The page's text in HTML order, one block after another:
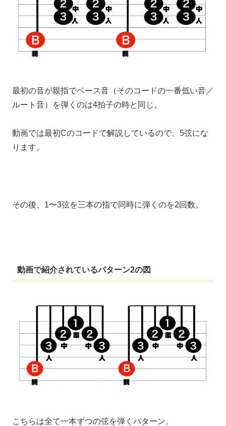
最初の音が親指でベース音（そのコードの一番低い音／
ルート音）を弾くのは4拍子の時と同じ。
動画では最初Cのコードで解説しているので、5弦にな
ります。
その後、1〜3弦を三本の指で同時に弾くのを2回数。
動画で紹介されているパターン2の図
こちらは全て一本ずつの弦を弾くパターン。